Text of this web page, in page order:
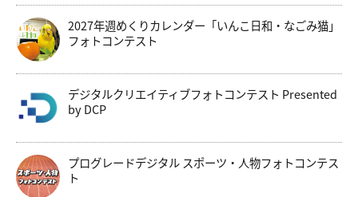
2027年週めくりカレンダー「いんこ日和・なごみ猫」
フォトコンテスト
デジタルクリエイティブフォトコンテスト Presented
by DCP
プログレードデジタル スポーツ・人物フォトコンテス
ト